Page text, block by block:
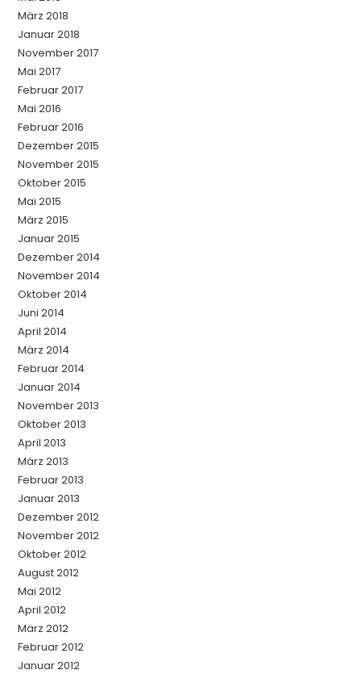
März 2018
Januar 2018
November 2017
Mai 2017
Februar 2017
Mai 2016
Februar 2016
Dezember 2015
November 2015
Oktober 2015
Mai 2015
März 2015
Januar 2015
Dezember 2014
November 2014
Oktober 2014
Juni 2014
April 2014
März 2014
Februar 2014
Januar 2014
November 2013
Oktober 2013
April 2013
März 2013
Februar 2013
Januar 2013
Dezember 2012
November 2012
Oktober 2012
August 2012
Mai 2012
April 2012
März 2012
Februar 2012
Januar 2012